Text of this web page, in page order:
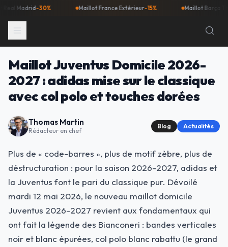
-30% Maillot France Extérieur -15% Maillot Barça Third-40%
Maillot Juventus Domicile 2026-
2027 : adidas mise sur le classique
avec col polo et touches dorées
Thomas Martin
Rédacteur en chef
Blog Actualités
Plus de « code-barres », plus de motif zèbre, plus de
déstructuration : pour la saison 2026-2027, adidas et
la Juventus font le pari du classique pur. Dévoilé
mardi 12 mai 2026, le nouveau maillot domicile
Juventus 2026-2027 revient aux fondamentaux qui
ont fait la légende des Bianconeri : bandes verticales
noir et blanc épurées, col polo blanc rabattu (le grand